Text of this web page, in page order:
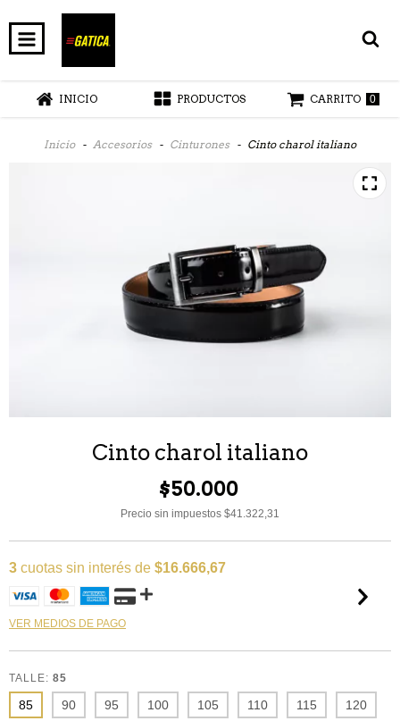
INICIO PRODUCTOS CARRITO 0
Inicio - Accesorios - Cinturones - Cinto charol italiano
Cinto charol italiano
$50.000
Precio sin impuestos $41.322,31
3 cuotas sin interés de $16.666,67
VER MEDIOS DE PAGO
TALLE: 85
85 90 95 100 105 110 115 120